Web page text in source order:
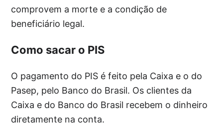
comprovem a morte e a condição de
beneficiário legal.
Como sacar o PIS
O pagamento do PIS é feito pela Caixa e o do
Pasep, pelo Banco do Brasil. Os clientes da
Caixa e do Banco do Brasil recebem o dinheiro
diretamente na conta.